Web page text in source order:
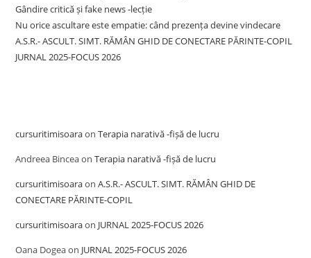
Gândire critică și fake news -lecție
Nu orice ascultare este empatie: când prezența devine vindecare
A.S.R.- ASCULT. SIMT. RĂMÂN GHID DE CONECTARE PĂRINTE-COPIL
JURNAL 2025-FOCUS 2026
cursuritimisoaraonTerapia narativă -fișă de lucru
Andreea BinceaonTerapia narativă -fișă de lucru
cursuritimisoaraonA.S.R.- ASCULT. SIMT. RĂMÂN GHID DE
CONECTARE PĂRINTE-COPIL
cursuritimisoaraon JURNAL 2025-FOCUS 2026
Oana Dogeaon JURNAL 2025-FOCUS 2026